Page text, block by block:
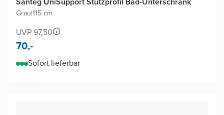
Grau|115 cm
UVP 97,50
70,-
Sofort lieferbar